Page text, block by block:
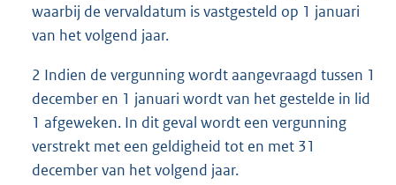
waarbij de vervaldatum is vastgesteld op 1 januari
van het volgend jaar.
2 Indien de vergunning wordt aangevraagd tussen 1
december en 1 januari wordt van het gestelde in lid
1 afgeweken. In dit geval wordt een vergunning
verstrekt met een geldigheid tot en met 31
december van het volgend jaar.